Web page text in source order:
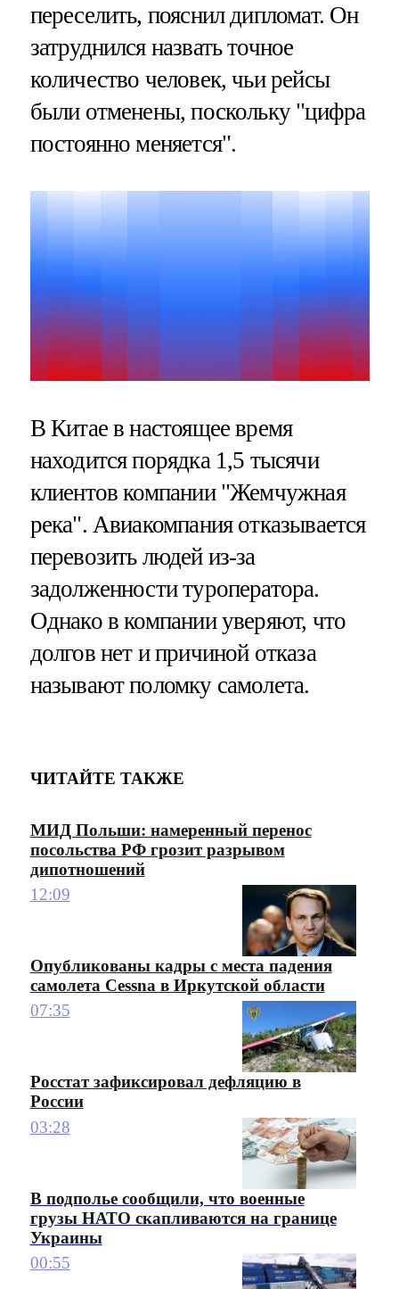
переселить, пояснил дипломат. Он
затруднился назвать точное
количество человек, чьи рейсы
были отменены, поскольку "цифра
постоянно меняется".
В Китае в настоящее время
находится порядка 1,5 тысячи
клиентов компании "Жемчужная
река". Авиакомпания отказывается
перевозить людей из-за
задолженности туроператора.
Однако в компании уверяют, что
долгов нет и причиной отказа
называют поломку самолета.
ЧИТАЙТЕ ТАКЖЕ
МИД Польши: намеренный перенос
посольства РФ грозит разрывом
дипотношений
12:09
Опубликованы кадры с места падения
самолета Cessna в Иркутской области
07:35
Росстат зафиксировал дефляцию в
России
03:28
В подполье сообщили, что военные
грузы НАТО скапливаются на границе
Украины
00:55